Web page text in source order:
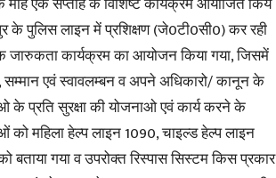
Latest
News
पुलिस लाइन में प्रशिक्षण (जे0टी0सी0) कर रही
जारुकता कार्यक्रम का आयोजन किया गया, जिसमें
एवं स्वावलम्बन व अपने अधिकारो/ कानून के
के प्रति सुरक्षा की योजनाओ एवं कार्य करने के
को महिला हेल्प लाइन 1090, चाइल्ड हेल्प लाइन
गया व उपरोक्त रिस्पास सिस्टम किस प्रकार